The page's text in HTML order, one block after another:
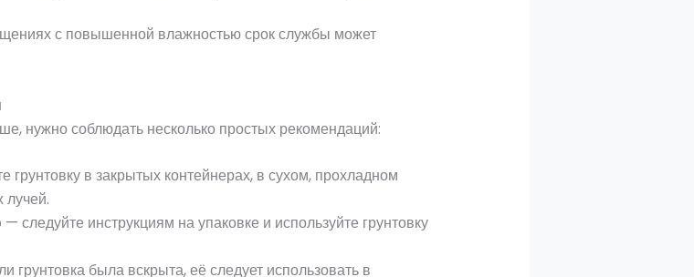
с повышенной влажностью срок службы может
нужно соблюдать несколько простых рекомендаций:
грунтовку в закрытых контейнерах, в сухом, прохладном
— следуйте инструкциям на упаковке и используйте грунтовку
грунтовка была вскрыта, её следует использовать в